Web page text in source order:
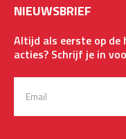
NIEUWSBRIEF
Altijd als eerste op
acties? Schrijf je in